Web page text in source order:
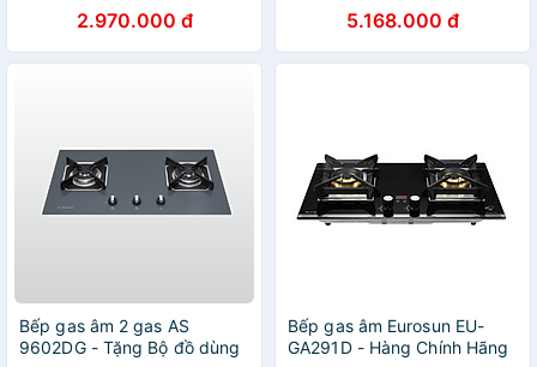
2.970.000 đ 5.168.000 đ
Bếp gas âm 2 gas AS
9602DG - Tặng Bộ đồ dùng
Bếp gas âm Eurosun EU-
GA291D - Hàng Chính Hãng